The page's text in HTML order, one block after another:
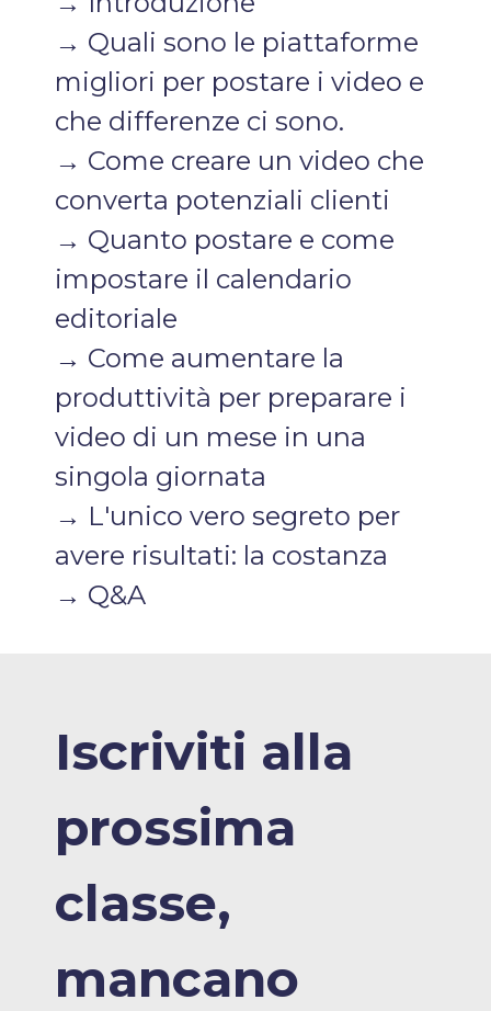
→ Quali sono le piattaforme
migliori per postare i video e
che differenze ci sono.
→ Come creare un video che
converta potenziali clienti
→ Quanto postare e come
impostare il calendario
editoriale
→ Come aumentare la
produttività per preparare i
video di un mese in una
singola giornata
→ L'unico vero segreto per
avere risultati: la costanza
→ Q&A
Iscriviti alla
prossima
classe,
mancano